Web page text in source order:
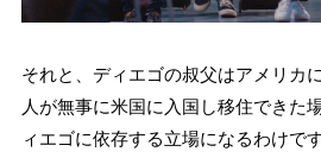
それと、ディエゴの叔父はアメリカ
人が無事に米国に入国し移住できた
ィエゴに依存する立場になるわけです